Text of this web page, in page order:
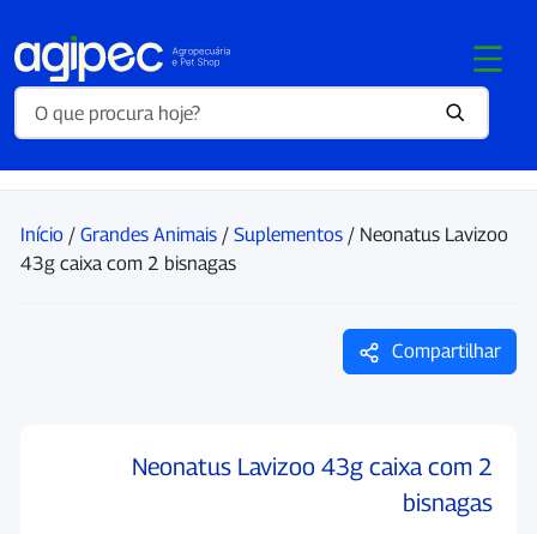
Início / Grandes Animais / Suplementos / Neonatus Lavizoo
43g caixa com 2 bisnagas
Compartilhar
Neonatus Lavizoo 43g caixa com 2
bisnagas